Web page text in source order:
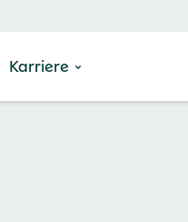
Karriere